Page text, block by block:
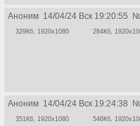
Аноним 14/04/24 Вск 19:20:55
329Кб, 1920x1080 284Кб,
Аноним 14/04/24 Вск 19:24:38
351Кб, 1920x1080 546Кб,